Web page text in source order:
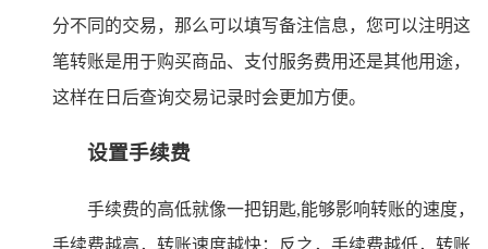
分不同的交易，那么可以填写备注信息，您可以注明这
笔转账是用于购买商品、支付服务费用还是其他用途，
这样在日后查询交易记录时会更加方便。
设置手续费
手续费的高低就像一把钥匙,能够影响转账的速度，
手续费越高，转账速度越快；反之，手续费越低，转账